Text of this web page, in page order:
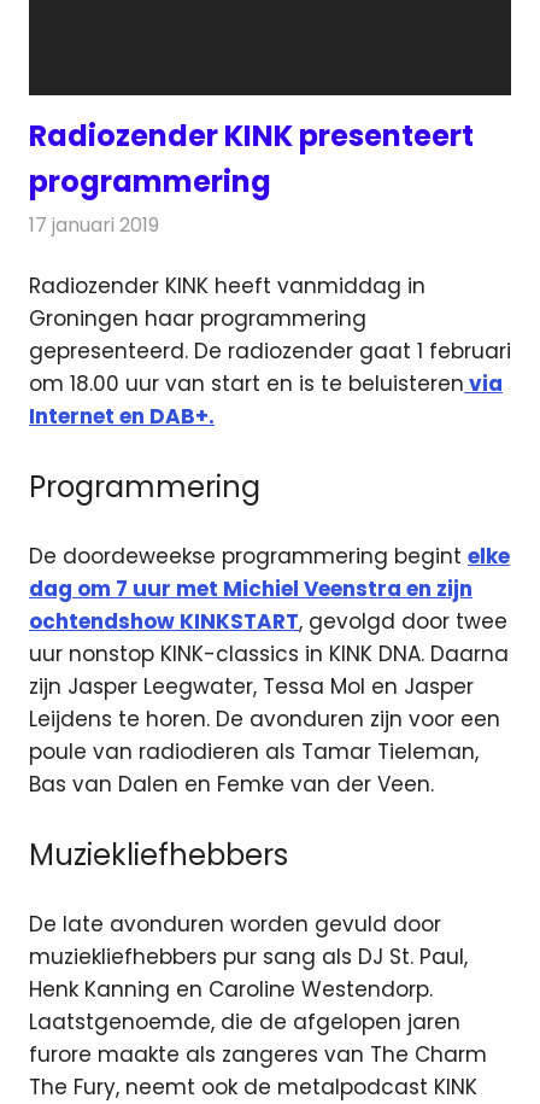
Radiozender KINK presenteert
programmering
17 januari 2019
Radiozender KINK heeft vanmiddag in
Groningen haar programmering
gepresenteerd. De radiozender gaat 1 februari
om 18.00 uur van start en is te beluisteren via
Internet en DAB+.
Programmering
De doordeweekse programmering begint elke
dag om 7 uur met Michiel Veenstra en zijn
ochtendshow KINKSTART, gevolgd door twee
uur nonstop KINK-classics in KINK DNA. Daarna
zijn Jasper Leegwater, Tessa Mol en Jasper
Leijdens te horen. De avonduren zijn voor een
poule van radiodieren als Tamar Tieleman,
Bas van Dalen en Femke van der Veen.
Muziekliefhebbers
De late avonduren worden gevuld door
muziekliefhebbers pur sang als DJ St. Paul,
Henk Kanning en Caroline Westendorp.
Laatstgenoemde, die de afgelopen jaren
furore maakte als zangeres van The Charm
The Fury, neemt ook de metalpodcast KINK